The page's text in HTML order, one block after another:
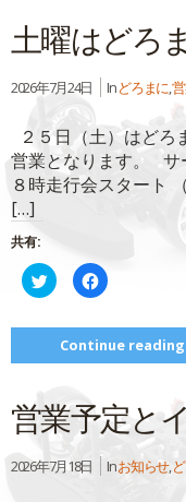
(新
し
い
ィ
ン
ウ
で
開
き
ま
す)
ッ
ク
し
く
だ
(新
し
い
ウ
ィ
き
ま
す)
土曜はどろ
2026年7月24日 Inどろまに,
２５日（土）はどろ
営業となります。 サ
８時走行会スタート
[…]
共有:
ク
リ
し
て
Twitter
で
(新
し
い
ィ
ン
Facebook
で
す
る
に
は
ッ
ク
し
く
だ
Continue reading
営業予定と
2026年7月18日 Inお知らせ,